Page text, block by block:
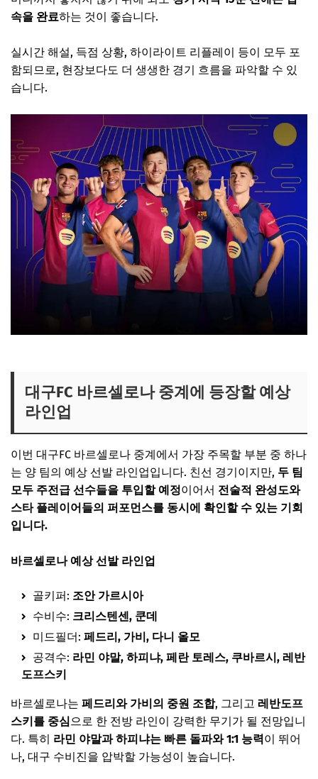
속을 완료하는 것이 좋습니다.
실시간 해설, 득점 상황, 하이라이트 리플레이 등이 모두 포
함되므로, 현장보다도 더 생생한 경기 흐름을 파악할 수 있
습니다.
대구FC 바르셀로나 중계에 등장할 예상
라인업
이번 대구FC 바르셀로나 중계에서 가장 주목할 부분 중 하나
는 양 팀의 예상 선발 라인업입니다. 친선 경기이지만, 두 팀
모두 주전급 선수들을 투입할 예정이어서 전술적 완성도와
스타 플레이어들의 퍼포먼스를 동시에 확인할 수 있는 기회
입니다.
바르셀로나 예상 선발 라인업
골키퍼: 조안 가르시아
수비수: 크리스텐센, 쿤데
미드필더: 페드리, 가비, 다니 올모
공격수: 라민 야말, 하피냐, 페란 토레스, 쿠바르시, 레반
도프스키
바르셀로나는 페드리와 가비의 중원 조합, 그리고 레반도프
스키를 중심 으로 한 전방 라인이 강력한 무기가 될 전망입니
다. 특히 라민 야말과 하피냐는 빠른 돌파와 1:1 능력이 뛰어
나, 대구 수비진을 압박할 가능성이 높습니다.